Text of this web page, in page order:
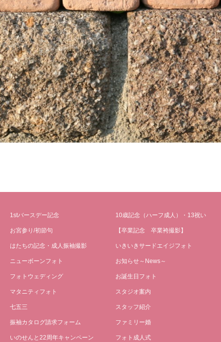
1stバースデー記念
お宮参り/初節句
はたちの記念・成人振袖撮影
ニューボーンフォト
フォトウェディング
マタニティフォト
七五三
振袖カタログ請求フォーム
いのせんと22周年キャンペーン
10歳記念（ハーフ成人）・13祝い
【卒業記念 卒業袴撮影】
いきいきサードエイジフォト
お知らせ～News～
お誕生日フォト
スタジオ案内
スタッフ紹介
ファミリー婚
フォト成人式